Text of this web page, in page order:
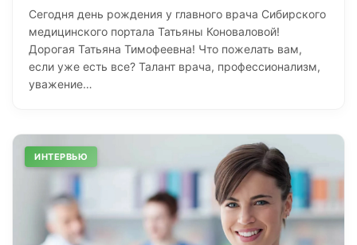
Сегодня день рождения у главного врача Сибирского
медицинского портала Татьяны Коноваловой!
Дорогая Татьяна Тимофеевна! Что пожелать вам,
если уже есть все? Талант врача, профессионализм,
уважение…
ИНТЕРВЬЮ